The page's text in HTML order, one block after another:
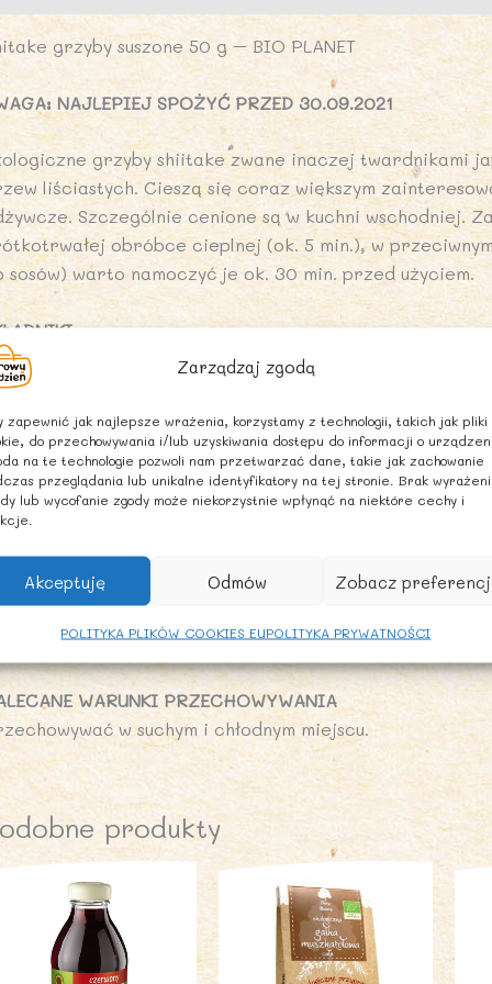
Zarządzaj zgodą
zapewnić jak najlepsze wrażenia, korzystamy z technologii, takich jak pliki
do przechowywania i/lub uzyskiwania dostępu do informacji o
na te technologie pozwoli nam przetwarzać dane, takie jak zachowanie
przeglądania lub unikalne identyfikatory na tej stronie. Brak
lub wycofanie zgody może niekorzystnie wpłynąć na niektóre cechy i
Akceptuję Odmów Zobacz
POLITYKA PLIKÓW COOKIES EUPOLITYKA PRYWATNOŚCI
grzyby suszone 50 g – BIO PLANET
NAJLEPIEJ SPOŻYĆ PRZED 30.09.2021
grzyby shiitake zwane inaczej twardnikami
liściastych. Cieszą się coraz większym
Szczególnie cenione są w kuchni wschodniej.
obróbce cieplnej (ok. 5 min.), w
sosów) warto namoczyć je ok. 30 min. przed użyciem.
(grzyby suszone)* 100%
składnik ekologiczny)
ODŻYWCZA W 100 g
energetyczna: 1259 kJ / 302 kcal
6,0 g
tym kwasy tłuszczowe nasycone: 0,8 g
25 g
tym cukry: 3,7 g
0,03 g
WARUNKI PRZECHOWYWANIA
w suchym i chłodnym miejscu.
produkty